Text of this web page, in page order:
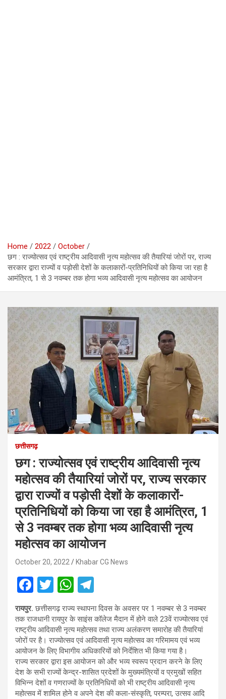
Home 2022
October
छग : राज्योत्सव एवं राष्ट्रीय आदिवासी नृत्य महोत्सव की तैयारियां जोरों पर, राज्य
सरकार द्वारा राज्यों व पड़ोसी देशों के कलाकारों-प्रतिनिधियों को किया जा रहा है
आमंत्रित, 1 से 3 नवम्बर तक होगा भव्य आदिवासी नृत्य महोत्सव का आयोजन
छत्तीसगढ़
छग : राज्योत्सव एवं राष्ट्रीय आदिवासी नृत्य
महोत्सव की तैयारियां जोरों पर, राज्य सरकार
द्वारा राज्यों व पड़ोसी देशों के कलाकारों-
प्रतिनिधियों को किया जा रहा है आमंत्रित, 1
से 3 नवम्बर तक होगा भव्य आदिवासी नृत्य
महोत्सव का आयोजन
October 20, 2022 Khabar CG News
F
a
ce
b
o
o
k
T
wi
tt
er
W
h
at
s
A
p
p
el
e
gr
a
m
रायपुर. छत्तीसगढ़ राज्य स्थापना दिवस के अवसर पर 1 नवम्बर से 3 नवम्बर
तक राजधानी रायपुर के साइंस कॉलेज मैदान में होने वाले 23वें राज्योत्सव एवं
राष्ट्रीय आदिवासी नृत्य महोत्सव तथा राज्य अलंकरण समारोह की तैयारियां
जोरों पर है। राज्योत्सव एवं आदिवासी नृत्य महोत्सव का गरिमामय एवं भव्य
आयोजन के लिए विभागीय अधिकारियों को निर्देशित भी किया गया है।
राज्य सरकार द्वारा इस आयोजन को और भव्य स्वरूप प्रदान करने के लिए
देश के सभी राज्यों केन्द्र-शासित प्रदेशों के मुख्यमंत्रियों व प्रमुखों सहित
विभिन्न देशों व गणराज्यों के प्रतिनिधियों को भी राष्ट्रीय आदिवासी नृत्य
महोत्सव में शामिल होने व अपने देश की कला-संस्कृति, परम्परा, उत्सव आदि